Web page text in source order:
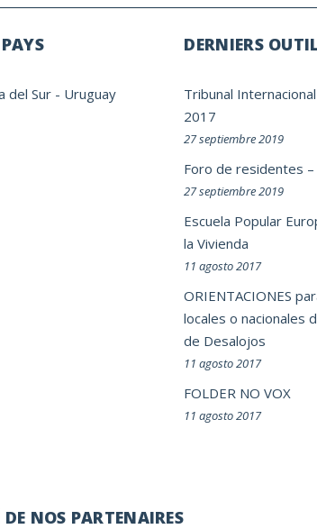
del Sur - Uruguay
DERNIERS
Tribunal
2017
27 septiembre 2019
Foro de residentes
27 septiembre 2019
Escuela Popular
la Vivienda
11 agosto 2017
ORIENTACIONES
locales o nacionales
de Desalojos
11 agosto 2017
FOLDER NO VOX
11 agosto 2017
NOS PARTENAIRES